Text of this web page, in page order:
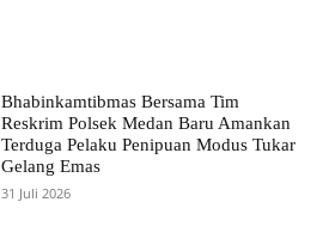
Bhabinkamtibmas Bersama Tim
Reskrim Polsek Medan Baru Amankan
Terduga Pelaku Penipuan Modus Tukar
Gelang Emas
31 Juli 2026